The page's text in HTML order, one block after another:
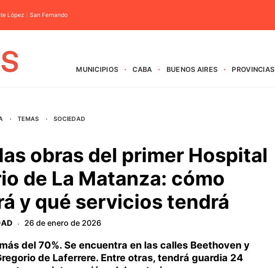
López San Fernando
MUNICIPIOS CABA BUENOS AIRES PROVINCIAS
· TEMAS · SOCIEDAD
obras del primer Hospital
de La Matanza: cómo
y qué servicios tendrá
· 26 de enero de 2026
del 70%. Se encuentra en las calles Beethoven y
de Laferrere. Entre otras, tendrá guardia 24